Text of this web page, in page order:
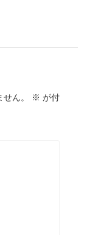
ん。 ※ が付